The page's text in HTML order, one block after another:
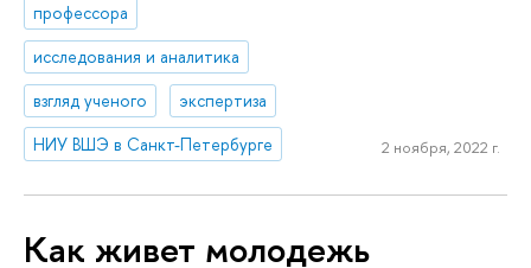
профессора
исследования и аналитика
взгляд ученого
экспертиза
НИУ ВШЭ в Санкт-Петербурге
2 ноября, 2022 г.
Как живет молодежь